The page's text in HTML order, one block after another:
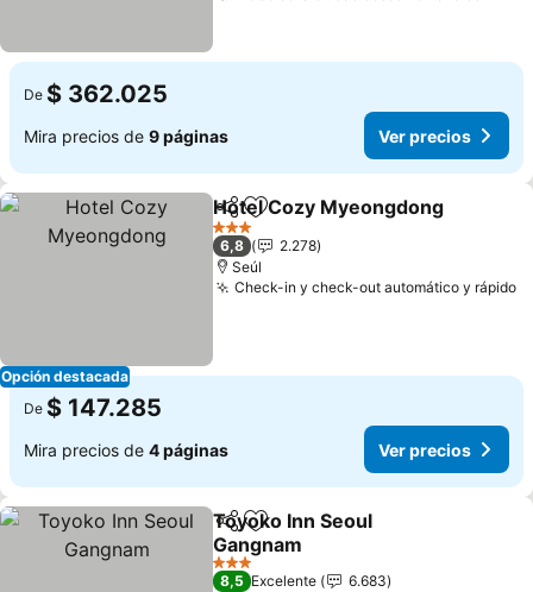
De $ 362.025
Mira precios de 9 páginas Ver precios
Opción destacada
CompartirAgregar a favoritos
Hotel Cozy Myeongdong
3 Estrellas
6,8
2.278
Seúl
Check-in y check-out automático y rápido
De $ 147.285
Mira precios de 4 páginas Ver precios
Compartir
Agregar a favoritos
Toyoko Inn Seoul
Gangnam
3 Estrellas
8,5 Excelente
6.683